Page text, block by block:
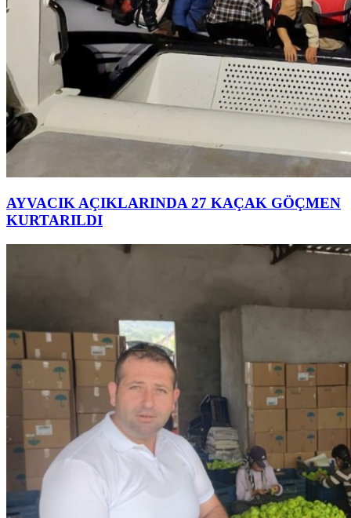
AYVACIK AÇIKLARINDA 27 KAÇAK GÖÇMEN
KURTARILDI